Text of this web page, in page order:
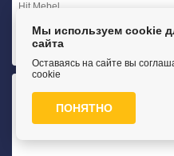
Hit Mebel
Диван угловой Флагман
от .
Мы используем cookie
сайта
Оставаясь на сайте вы
cookie
ПОНЯТНО